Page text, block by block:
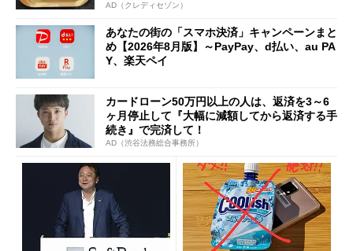
AD（クレディセゾン）
あなたの街の「スマホ決済」キャンペーンまと
め【2026年8月版】～PayPay、d払い、au PA
Y、楽天ペイ
カードローン50万円以上の人は、返済を3～6
ヶ月停止して『大幅に減額してから返済する手
続き』で完済して！
AD（渋谷法務総合事務所）